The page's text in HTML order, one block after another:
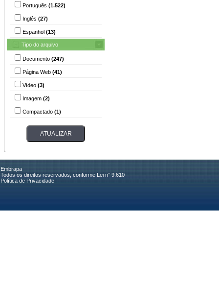
Português (1.522)
Inglês (27)
Espanhol (13)
Tipo do arquivo
Documento (247)
Página Web (41)
Vídeo (3)
Imagem (2)
Compactado (1)
Embrapa
Todos os direitos reservados, conforme Lei n° 9.610
Política de Privacidade